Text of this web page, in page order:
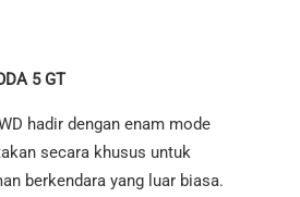
5 GT
hadir dengan enam mode
secara khusus untuk
berkendara yang luar biasa.